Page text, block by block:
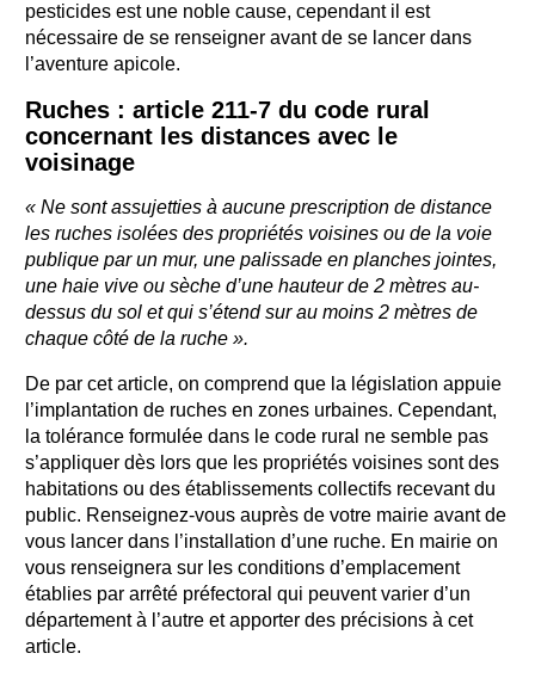
pesticides est une noble cause, cependant il est
nécessaire de se renseigner avant de se lancer dans
l’aventure apicole.
Ruches : article 211-7 du code rural
concernant les distances avec le
voisinage
« Ne sont assujetties à aucune prescription de distance
les ruches isolées des propriétés voisines ou de la voie
publique par un mur, une palissade en planches jointes,
une haie vive ou sèche d’une hauteur de 2 mètres au-
dessus du sol et qui s’étend sur au moins 2 mètres de
chaque côté de la ruche ».
De par cet article, on comprend que la législation appuie
l’implantation de ruches en zones urbaines. Cependant,
la tolérance formulée dans le code rural ne semble pas
s’appliquer dès lors que les propriétés voisines sont des
habitations ou des établissements collectifs recevant du
public. Renseignez-vous auprès de votre mairie avant de
vous lancer dans l’installation d’une ruche. En mairie on
vous renseignera sur les conditions d’emplacement
établies par arrêté préfectoral qui peuvent varier d’un
département à l’autre et apporter des précisions à cet
article.